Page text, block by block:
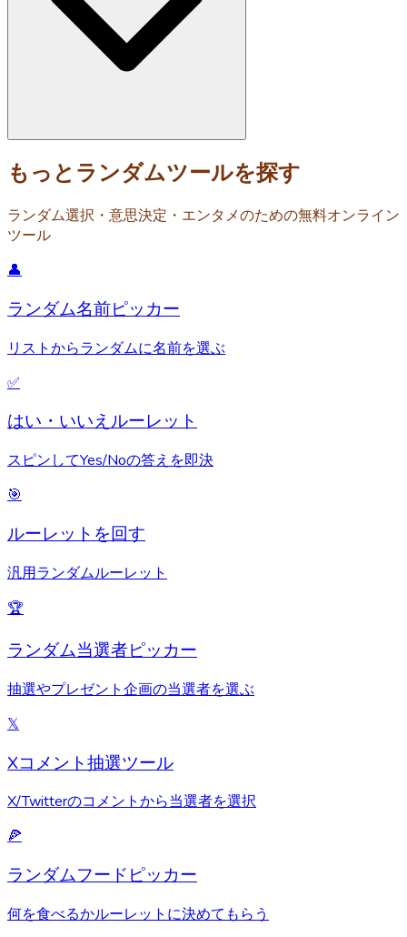
もっとランダムツールを探す
ランダム選択・意思決定・エンタメのための無料オンライン
ツール
👤
ランダム名前ピッカー
リストからランダムに名前を選ぶ
✅
はい・いいえルーレット
スピンしてYes/Noの答えを即決
🎯
ルーレットを回す
汎用ランダムルーレット
🏆
ランダム当選者ピッカー
抽選やプレゼント企画の当選者を選ぶ
𝕏
Xコメント抽選ツール
X/Twitterのコメントから当選者を選択
🍕
ランダムフードピッカー
何を食べるかルーレットに決めてもらう